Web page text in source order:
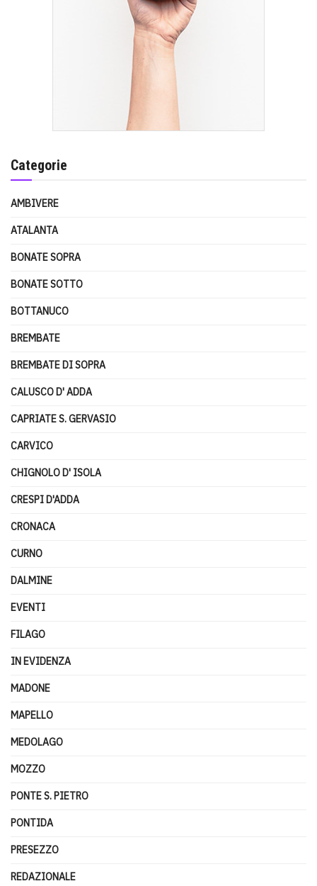
Categorie
AMBIVERE
ATALANTA
BONATE SOPRA
BONATE SOTTO
BOTTANUCO
BREMBATE
BREMBATE DI SOPRA
CALUSCO D' ADDA
CAPRIATE S. GERVASIO
CARVICO
CHIGNOLO D' ISOLA
CRESPI D'ADDA
CRONACA
CURNO
DALMINE
EVENTI
FILAGO
IN EVIDENZA
MADONE
MAPELLO
MEDOLAGO
MOZZO
PONTE S. PIETRO
PONTIDA
PRESEZZO
REDAZIONALE